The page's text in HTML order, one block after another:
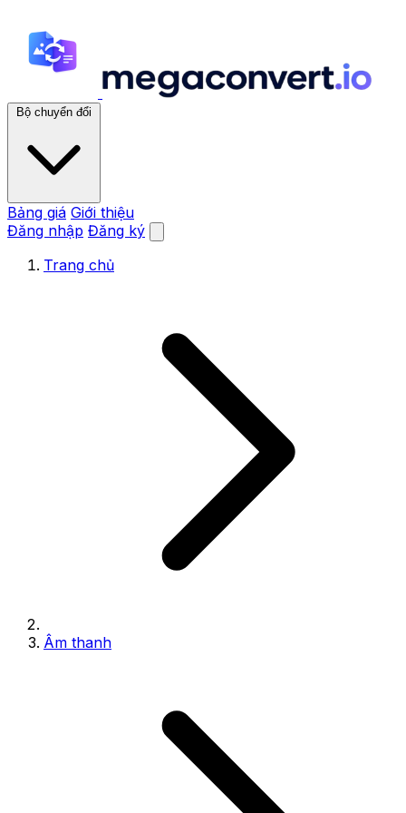
Bộ chuyển đổi
Bảng giá Giới thiệu
Đăng nhập Đăng ký
Trang chủ
Âm thanh